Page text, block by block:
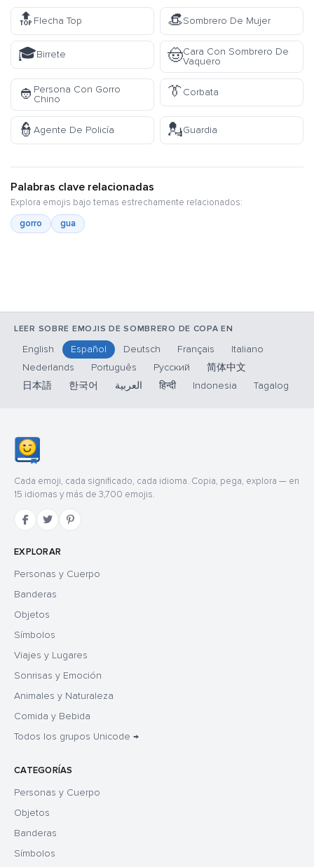
🔝Flecha Top 👒Sombrero De Mujer
🎓Birrete 🤠Cara Con Sombrero De
Vaquero
👲 Persona Con Gorro
Chino
👔Corbata
👮 Agente De Policía 💂Guardia
Palabras clave relacionadas
Explora emojis bajo temas estrechamente relacionados:
gorro
gua
LEER SOBRE EMOJIS DE SOMBRERO DE COPA EN
English Español Deutsch Français
Italiano
Nederlands
Português Русский
简体中文
日本語
한국어 العربية हिन्दी Indonesia Tagalog
Cada emoji, cada significado, cada idioma. Copia, pega, explora — en
15 idiomas y más de 3,700 emojis.
EXPLORAR
Personas y Cuerpo
Banderas
Objetos
Símbolos
Viajes y Lugares
Sonrisas y Emoción
Animales y Naturaleza
Comida y Bebida
Todos los grupos Unicode →
CATEGORÍAS
Personas y Cuerpo
Objetos
Banderas
Símbolos